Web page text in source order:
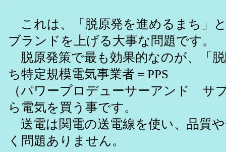
これは、「脱原発を進めるまち」
ブランドを上げる大事な問題です。
脱原発策で最も効果的なのが、「
ち特定規模電気事業者＝PPS
（パワープロデューサーアンド サ
ら電気を買う事です。
送電は関電の送電線を使い、品質
く問題ありません。